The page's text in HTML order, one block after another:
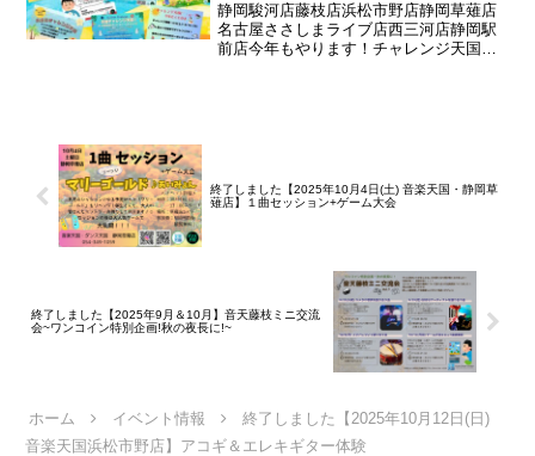
静岡駿河店藤枝店浜松市野店静岡草薙店
名古屋ささしまライブ店西三河店静岡駅
前店今年もやります！チャレンジ天国！
終了しました【2025年10月4日(土) 音楽天国・静岡草
薙店】１曲セッション+ゲーム大会
終了しました【2025年9月＆10月】音天藤枝ミニ交流
会~ワンコイン特別企画!秋の夜長に!~
ホーム イベント情報
終了しました【2025年10月12日(日)
音楽天国浜松市野店】アコギ＆エレキギター体験